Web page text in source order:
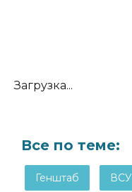
Загрузка...
Все по теме:
Генштаб ВСУ